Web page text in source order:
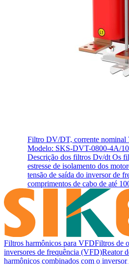
Filtro DV/DT, corrente nominal
Modelo: SKS-DVT-0800-4A/10
Descrição dos filtros Dv/dt Os
estresse de isolamento dos
tensão de saída do inversor de
comprimentos de cabo de até
Filtros harmônicos para VFDFiltros de
inversores de frequência (VFD)Reator
harmônicos combinados com o inversor